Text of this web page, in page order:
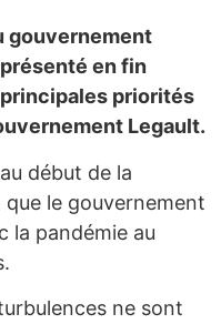
gouvernement
en fin
principales priorités
Legault.
début de la
le gouvernement
la pandémie au
ne sont